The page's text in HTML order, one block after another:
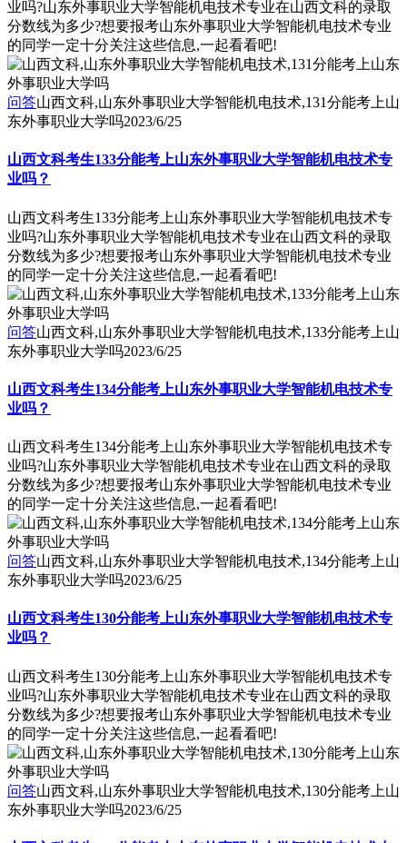
业吗?山东外事职业大学智能机电技术专业在山西文科的录取
分数线为多少?想要报考山东外事职业大学智能机电技术专业
的同学一定十分关注这些信息,一起看看吧!
问答山西文科,山东外事职业大学智能机电技术,131分能考上山
东外事职业大学吗2023/6/25
山西文科考生133分能考上山东外事职业大学智能机电技术专
业吗？
山西文科考生133分能考上山东外事职业大学智能机电技术专
业吗?山东外事职业大学智能机电技术专业在山西文科的录取
分数线为多少?想要报考山东外事职业大学智能机电技术专业
的同学一定十分关注这些信息,一起看看吧!
问答山西文科,山东外事职业大学智能机电技术,133分能考上山
东外事职业大学吗2023/6/25
山西文科考生134分能考上山东外事职业大学智能机电技术专
业吗？
山西文科考生134分能考上山东外事职业大学智能机电技术专
业吗?山东外事职业大学智能机电技术专业在山西文科的录取
分数线为多少?想要报考山东外事职业大学智能机电技术专业
的同学一定十分关注这些信息,一起看看吧!
问答山西文科,山东外事职业大学智能机电技术,134分能考上山
东外事职业大学吗2023/6/25
山西文科考生130分能考上山东外事职业大学智能机电技术专
业吗？
山西文科考生130分能考上山东外事职业大学智能机电技术专
业吗?山东外事职业大学智能机电技术专业在山西文科的录取
分数线为多少?想要报考山东外事职业大学智能机电技术专业
的同学一定十分关注这些信息,一起看看吧!
问答山西文科,山东外事职业大学智能机电技术,130分能考上山
东外事职业大学吗2023/6/25